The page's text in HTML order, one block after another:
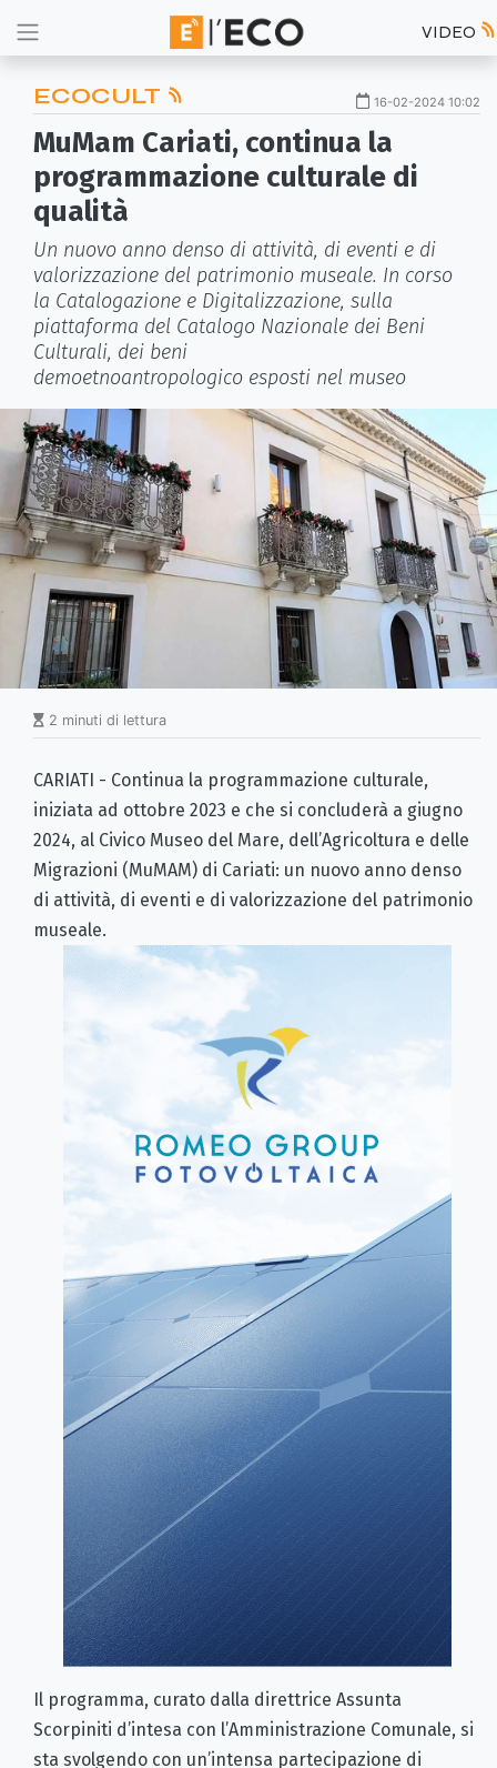
VIDEO
ECOCULT 16-02-2024 10:02
MuMam Cariati, continua la
programmazione culturale di
qualità
Un nuovo anno denso di attività, di eventi e di
valorizzazione del patrimonio museale. In corso
la Catalogazione e Digitalizzazione, sulla
piattaforma del Catalogo Nazionale dei Beni
Culturali, dei beni
demoetnoantropologico esposti nel museo
2 minuti di lettura
CARIATI - Continua la programmazione culturale,
iniziata ad ottobre 2023 e che si concluderà a giugno
2024, al Civico Museo del Mare, dell’Agricoltura e delle
Migrazioni (MuMAM) di Cariati: un nuovo anno denso
di attività, di eventi e di valorizzazione del patrimonio
museale.
Il programma, curato dalla direttrice Assunta
Scorpiniti d’intesa con l’Amministrazione Comunale, si
sta svolgendo con un’intensa partecipazione di